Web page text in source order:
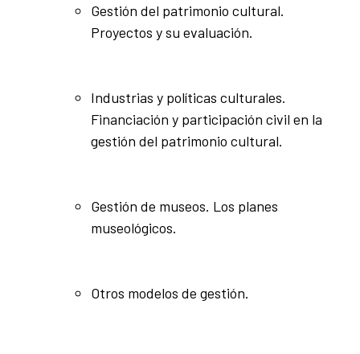
Gestión del patrimonio cultural.
Proyectos y su evaluación.
Industrias y políticas culturales.
Financiación y participación civil en la
gestión del patrimonio cultural.
Gestión de museos. Los planes
museológicos.
Otros modelos de gestión.